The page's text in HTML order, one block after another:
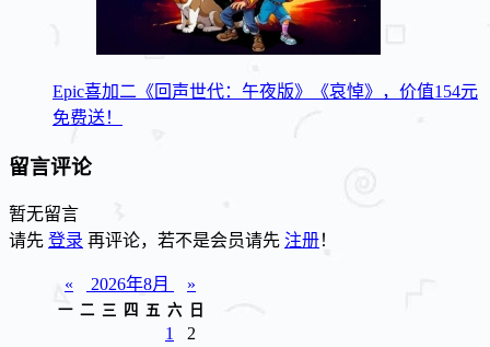
Epic喜加二《回声世代：午夜版》《哀悼》，价值154元
免费送！
留言评论
暂无留言
请先 登录 再评论，若不是会员请先 注册！
« 2026年8月 »
一 二 三 四 五 六 日
1
2